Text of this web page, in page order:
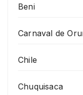
Beni
Carnaval de
Chile
Chuquisaca